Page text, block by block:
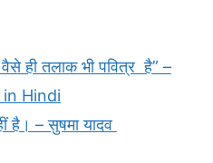
ही तलाक भी पवित्र है” –
Hindi
है। – सुषमा यादव